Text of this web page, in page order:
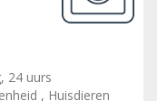
24 uurs
, Huisdieren